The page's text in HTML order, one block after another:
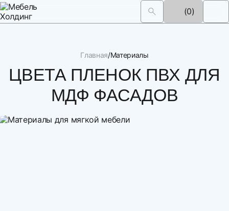
(0)
Главная Материалы
ЦВЕТА ПЛЕНОК ПВХ ДЛЯ
МДФ ФАСАДОВ